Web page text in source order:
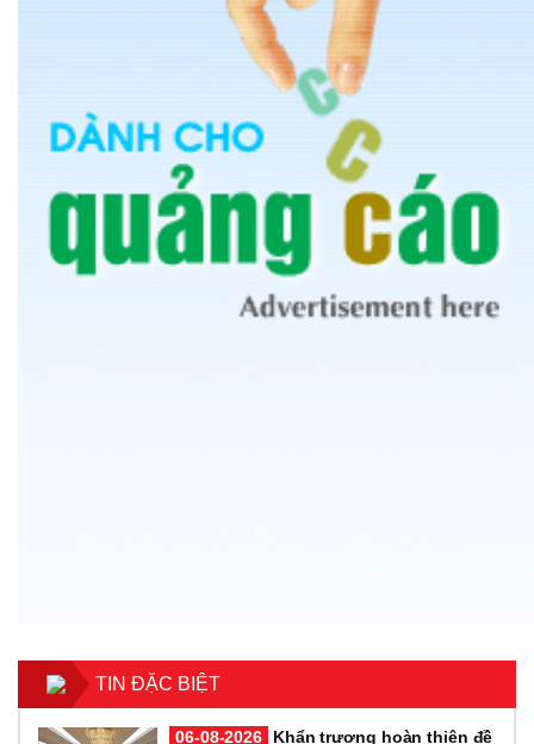
TIN ĐẶC BIỆT
06-08-2026 Khẩn trương hoàn thiện đề